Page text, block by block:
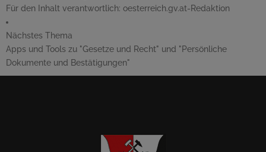
Für den Inhalt verantwortlich: oesterreich.gv.at-Redaktion
Nächstes Thema
Apps und Tools zu "Gesetze und Recht" und "Persönliche
Dokumente und Bestätigungen"